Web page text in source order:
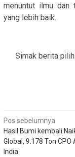
menuntut ilmu dan
yang lebih baik.
Simak berita
Navigasi
pos
Pos sebelumnya
Hasil Bumi kembali
Global, 9.178 Ton CPO
India